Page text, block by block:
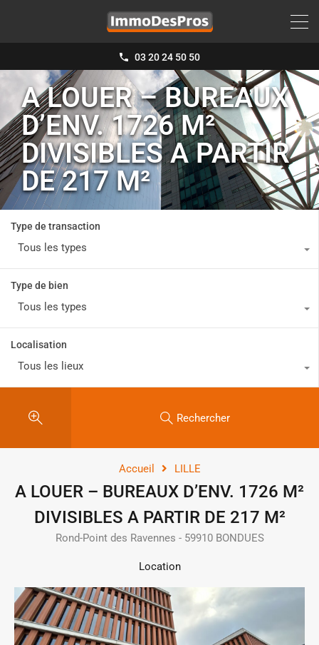
03 20 24 50 50
A LOUER – BUREAUX
D’ENV. 1726 M²
DIVISIBLES A PARTIR
DE 217 M²
Type de transaction
Tous les types
Type de bien
Tous les types
Localisation
Tous les lieux
Rechercher
Accueil LILLE
A LOUER – BUREAUX D’ENV. 1726 M²
DIVISIBLES A PARTIR DE 217 M²
Rond-Point des Ravennes - 59910 BONDUES
Location